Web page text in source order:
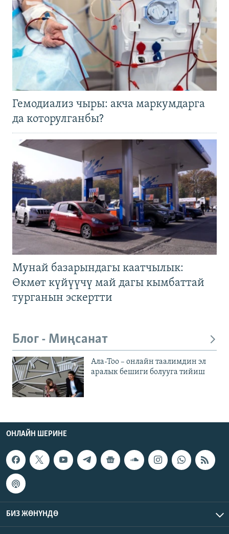
Гемодиализ чыры: акча маркумдарга
да которулганбы?
Мунай базарындагы каатчылык:
Өкмөт күйүүчү май дагы кымбаттай
турганын эскертти
Блог - Миңсанат
Ала-Тоо – онлайн таалимдин эл
аралык бешиги болууга тийиш
ОНЛАЙН ШЕРИНЕ
БИЗ ЖӨНҮНДӨ